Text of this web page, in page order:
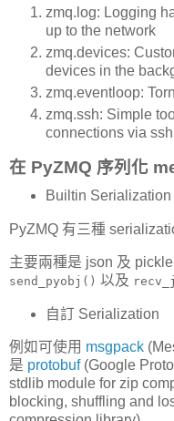
zmq.log: Logging
up to the network
zmq.devices:
devices in the
zmq.eventloop:
zmq.ssh: Simple
connections via ssh
在 PyZMQ 序列化
Builtin Serialization
PyZMQ 有三種
主要兩種是 json 及
send_pyobj() 以及
自訂 Serialization
例如可使用 msgpack
是 protobuf(Google
stdlib module for zip
blocking, shuffling and